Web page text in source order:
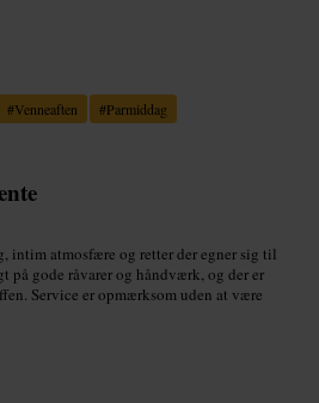
#Venneaften #Parmiddag
intim atmosfære og retter der egner sig til
på gode råvarer og håndværk, og der er
Service er opmærksom uden at være